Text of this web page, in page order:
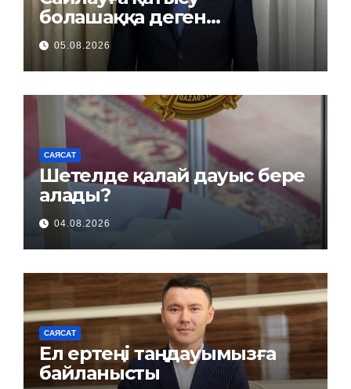
болашаққа деген
жауапкершілік
05.08.2026
САЯСАТ
Шетелде қалай дауыс бере
алады?
04.08.2026
САЯСАТ
Ел ертеңі таңдауымызға
байланысты